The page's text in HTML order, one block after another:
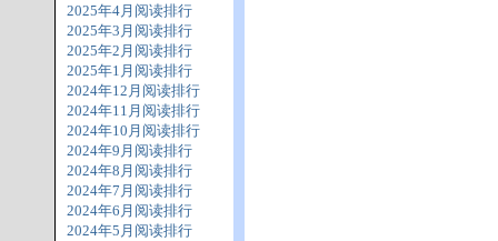
2025年4月阅读排行
2025年3月阅读排行
2025年2月阅读排行
2025年1月阅读排行
2024年12月阅读排行
2024年11月阅读排行
2024年10月阅读排行
2024年9月阅读排行
2024年8月阅读排行
2024年7月阅读排行
2024年6月阅读排行
2024年5月阅读排行